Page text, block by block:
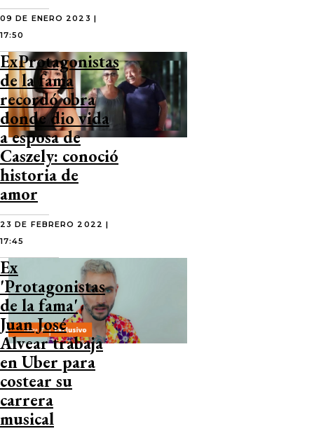
09 DE ENERO 2023 |
17:50
ExProtagonistas
de la fama
recordó obra
donde dio vida
a esposa de
Caszely: conoció
historia de
amor
23 DE FEBRERO 2022 |
17:45
Ex
'Protagonistas
de la fama'
Juan José
Alvear trabaja
en Uber para
costear su
carrera
musical